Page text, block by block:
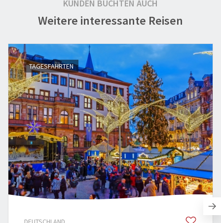
KUNDEN BUCHTEN AUCH
Weitere interessante Reisen
TAGESFAHRTEN